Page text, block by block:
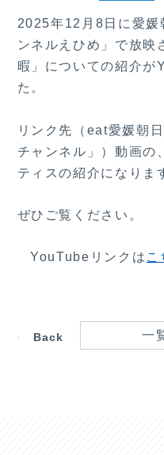
2025年12月8日に愛媛
ンネルえひめ」で放映
暇」についての紹介が
た。
リンク先（eat愛媛朝
チャンネル」）動画の
ティスの紹介になりま
ぜひご覧ください。
YouTubeリンクは こ
Back 一